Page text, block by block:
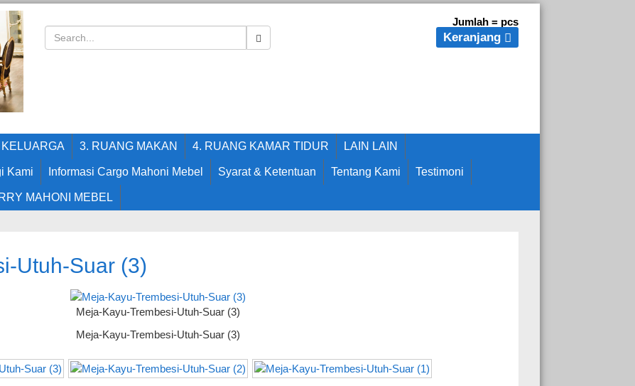
Jumlah = pcs
Keranjang
3. RUANG MAKAN 4. RUANG KAMAR TIDUR LAIN LAIN
Kami Informasi Cargo Mahoni Mebel Syarat & Ketentuan Tentang Kami Testimoni
MAHONI MEBEL
Utuh-Suar (3)
Meja-Kayu-Trembesi-Utuh-Suar (3)
Meja-Kayu-Trembesi-Utuh-Suar (3)